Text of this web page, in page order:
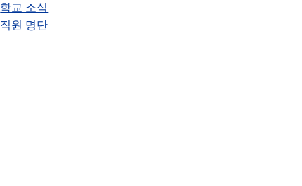
학교 소식
직원 명단